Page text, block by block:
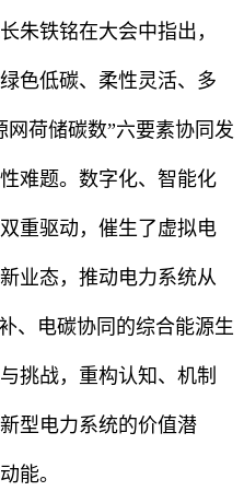
朱铁铭在大会中指出，
色低碳、柔性灵活、多
荷储碳数”六要素协同发
难题。数字化、智能化
重驱动，催生了虚拟电
业态，推动电力系统从
、电碳协同的综合能源生
挑战，重构认知、机制
型电力系统的价值潜
能。